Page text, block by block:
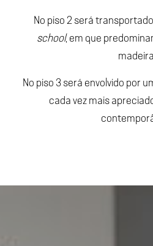
No piso 2 será
school, em que
No piso 3 será envolvido por
cada vez mais